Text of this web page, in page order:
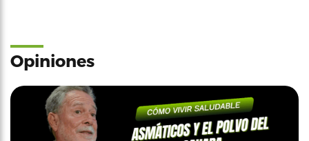
Opiniones